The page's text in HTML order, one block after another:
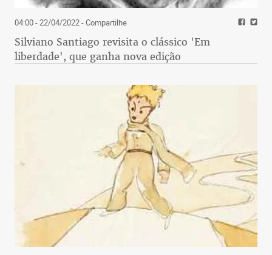
04:00 - 22/04/2022- Compartilhe
Silviano Santiago revisita o clássico 'Em
liberdade', que ganha nova edição